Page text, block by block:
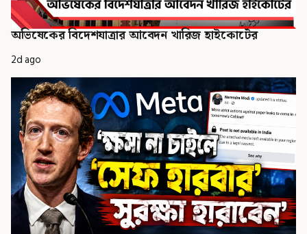
অভিষেকের বিদেশযাত্রার আবেদন খারিজ হাইকোর্টের
2d ago